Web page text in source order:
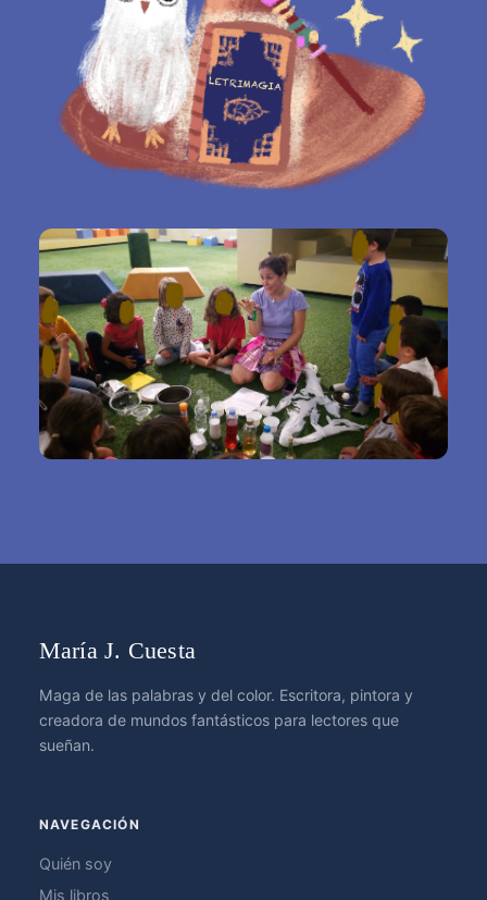
María J. Cuesta
Maga de las palabras y del color. Escritora, pintora y
creadora de mundos fantásticos para lectores que
sueñan.
NAVEGACIÓN
Quién soy
Mis libros